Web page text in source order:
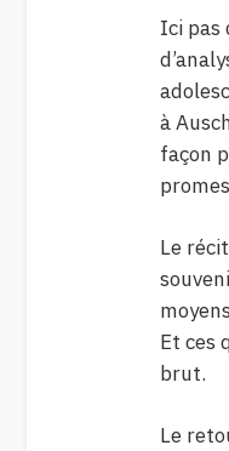
Ici pas
à
façon
Le
Et ces
brut.
Le